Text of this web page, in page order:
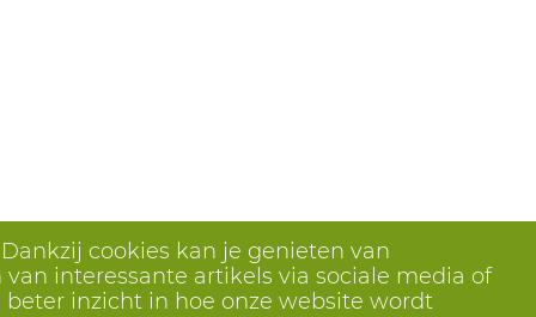
cookies kan je genieten van
interessante artikels via sociale media of
inzicht in hoe onze website wordt